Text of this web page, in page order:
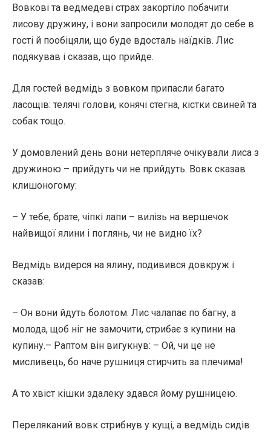
Вовкові та ведмедеві страх закортіло побачити
лисову дружину, і вони запросили молодят до себе в
гості й пообіцяли, що буде вдосталь наїдків. Лис
подякував і сказав, що прийде.
Для гостей ведмідь з вовком припасли багато
ласощів: телячі голови, конячі стегна, кістки свиней та
собак тощо.
У домовлений день вони нетерпляче очікували лиса з
дружиною – прийдуть чи не прийдуть. Вовк сказав
клишоногому:
– У тебе, брате, чіпкі лапи – вилізь на вершечок
найвищої ялини і поглянь, чи не видно їх?
Ведмідь видерся на ялину, подивився довкруж і
сказав:
– Он вони йдуть болотом. Лис чалапає по багну, а
молода, щоб ніг не замочити, стрибає з купини на
купину.– Раптом він вигукнув: – Ой, чи це не
мисливець, бо наче рушниця стирчить за плечима!
А то хвіст кішки здалеку здався йому рушницею.
Переляканий вовк стрибнув у кущі, а ведмідь сидів